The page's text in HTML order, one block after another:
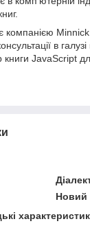
компанією
в
JavaScript
Новий